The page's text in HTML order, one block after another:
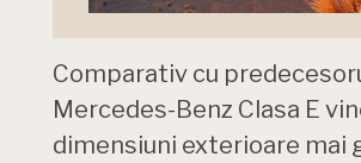
Comparativ cu
Mercedes-Benz Clasa E
dimensiuni exterioare mai